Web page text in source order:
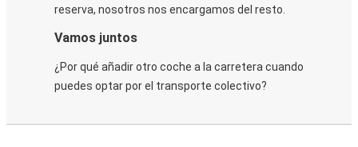
reserva, nosotros nos encargamos del resto.
Vamos juntos
¿Por qué añadir otro coche a la carretera cuando
puedes optar por el transporte colectivo?